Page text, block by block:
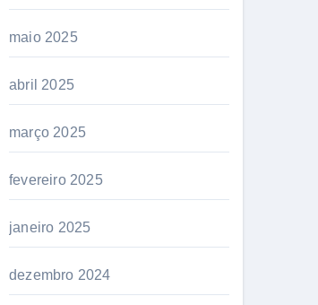
maio 2025
abril 2025
março 2025
fevereiro 2025
janeiro 2025
dezembro 2024